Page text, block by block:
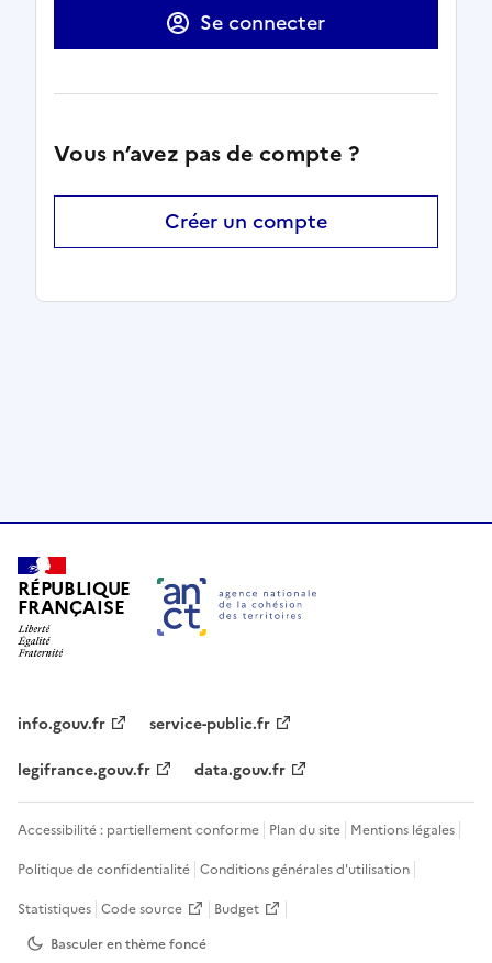
Se connecter
Vous n’avez pas de compte ?
Créer un compte
RÉPUBLIQUE
FRANÇAISE
info.gouv.fr
service-public.fr
legifrance.gouv.fr
data.gouv.fr
Accessibilité : partiellement conforme Plan du site Mentions légales
Politique de confidentialité Conditions générales d'utilisation
Statistiques Code source
Budget
Basculer en thèmefoncé